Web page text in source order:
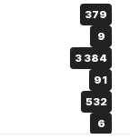
379
9
3 384
91
532
6